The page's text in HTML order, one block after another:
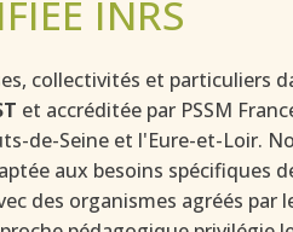
INRS
collectivités et particuliers
et accréditée par PSSM
de-Seine et l'Eure-et-Loir.
aux besoins spécifiques
des organismes agréés par